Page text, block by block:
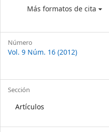
Más formatos de cita
Número
Vol. 9 Núm. 16 (2012)
Sección
Artículos